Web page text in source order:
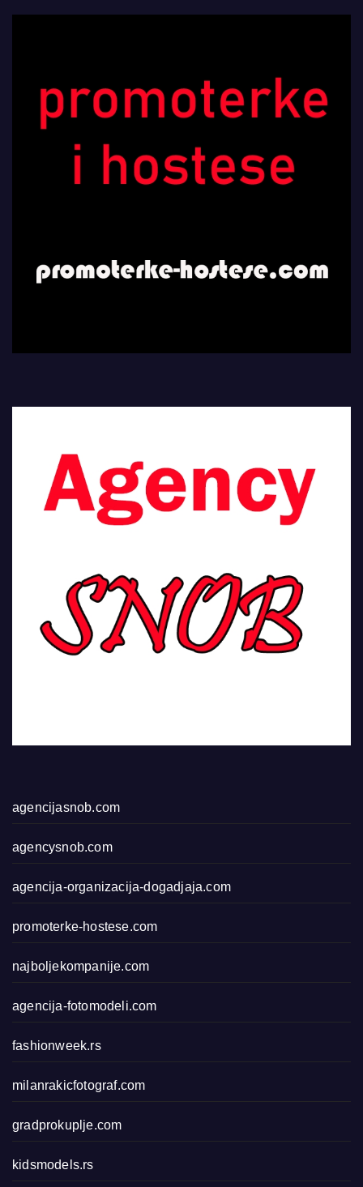
agencijasnob.com
agencysnob.com
agencija-organizacija-dogadjaja.com
promoterke-hostese.com
najboljekompanije.com
agencija-fotomodeli.com
fashionweek.rs
milanrakicfotograf.com
gradprokuplje.com
kidsmodels.rs